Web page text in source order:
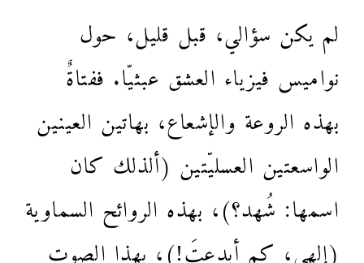
لم يكن سؤالي، قبل قليل، حول
نواميس فيزياء العشق عبثيّا. ففتاةٌ
بهذه الروعة والإشعاع، بهاتين العينين
الواسعتين العسليّتين (ألذلك كان
اسمها: شُهد؟)، بهذه الروائح السماوية
(إلهي، كم أبدعتَ!)، بهذا الصوت